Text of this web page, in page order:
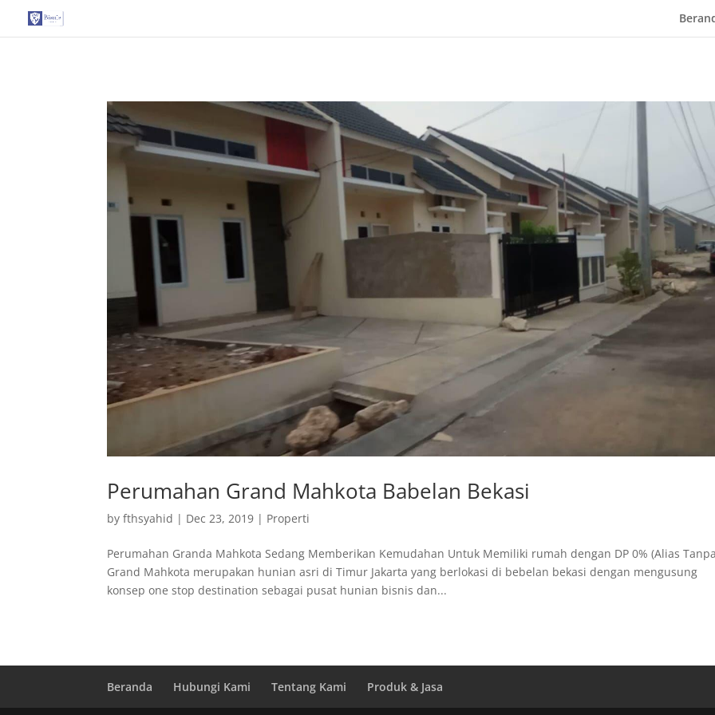
G-T3YPBRZG5Y
Perumahan Grand Mahkota Babelan Bekasi
byfthsyahid | Dec 23, 2019 | Properti
Perumahan Granda Mahkota Sedang Memberikan Kemudahan Untuk Memiliki rumah dengan DP 0% (Alias
Grand Mahkota merupakan hunian asri di Timur Jakarta yang berlokasi di bebelan bekasi dengan mengusung
konsep one stop destination sebagai pusat hunian bisnis dan...
Beranda Hubungi Kami Tentang Kami Produk & Jasa